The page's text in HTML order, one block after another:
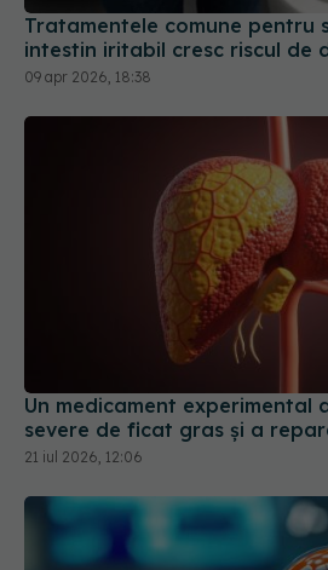
Tratamentele comune pentru
intestin iritabil cresc riscul de
09 apr 2026, 18:38
Un medicament experimental
severe de ficat gras și a
21 iul 2026, 12:06